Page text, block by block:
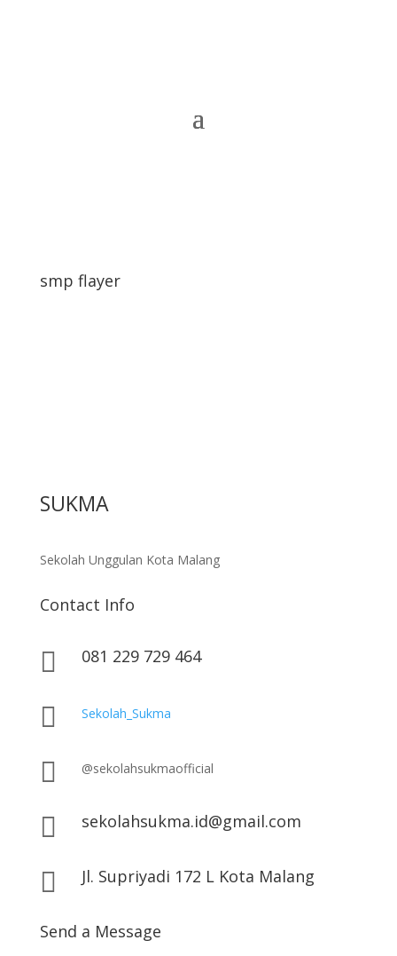
smp flayer
SUKMA
Sekolah Unggulan Kota Malang
Contact Info
 081 229 729 464
 Sekolah_Sukma
 @sekolahsukmaofficial
 sekolahsukma.id@gmail.com
 Jl. Supriyadi 172 L Kota Malang
Send a Message